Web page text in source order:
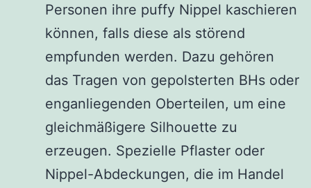
Personen ihre puffy Nippel kaschieren
können, falls diese als störend
empfunden werden. Dazu gehören
das Tragen von gepolsterten BHs oder
enganliegenden Oberteilen, um eine
gleichmäßigere Silhouette zu
erzeugen. Spezielle Pflaster oder
Nippel-Abdeckungen, die im Handel